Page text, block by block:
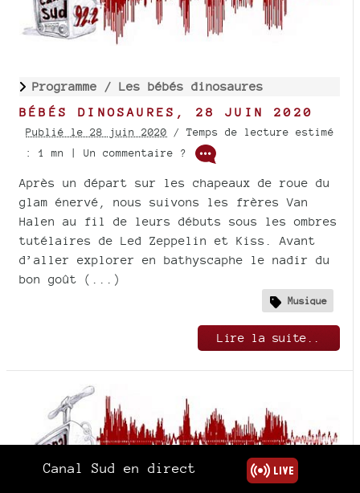
Programme / Les bébés dinosaures
BÉBÉS DINOSAURES, 28 JUIN 2020
Publié le 28 juin 2020 / Temps de lecture estimé
: 1 mn | Un commentaire ?
Après un départ sur les chapeaux de roue du
glam énervé, nous suivons les frères Van
Halen au fil de leurs débuts sous les ombres
tutélaires de Led Zeppelin et Kiss. Avant
d’aller explorer en bathyscaphe le nadir du
bon goût (...)
Musique
Lire la suite..
Canal Sud en direct